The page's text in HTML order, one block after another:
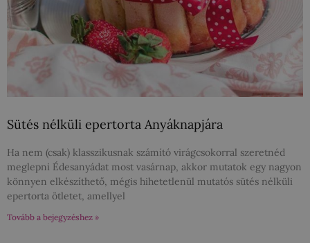
Sütés nélküli epertorta Anyáknapjára
Ha nem (csak) klasszikusnak számító virágcsokorral szeretnéd
meglepni Édesanyádat most vasárnap, akkor mutatok egy nagyon
könnyen elkészíthető, mégis hihetetlenül mutatós sütés nélküli
epertorta ötletet, amellyel
Tovább a bejegyzéshez »